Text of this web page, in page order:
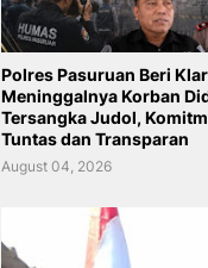
Polres Pasuruan Beri
Meninggalnya Korban
Tersangka Judol,
Tuntas dan Transparan
August 04, 2026